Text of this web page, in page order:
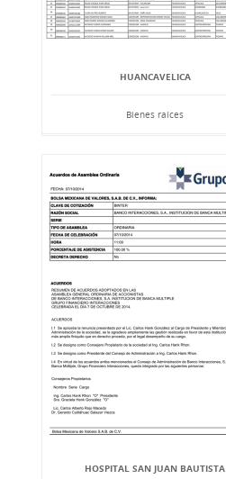
HUANCAVELICA
Bienes raíces
HOSPITAL SAN JUAN BAUTISTA